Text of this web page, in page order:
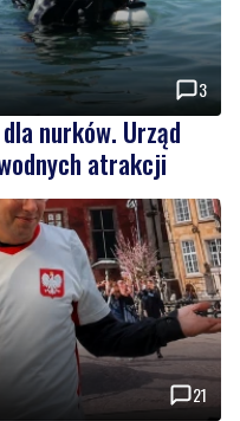
3
nurków. Urząd
atrakcji
21